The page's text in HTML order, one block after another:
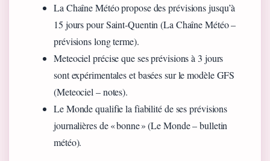
La Chaîne Météo propose des prévisions jusqu’à
15 jours pour Saint‑Quentin (La Chaîne Météo –
prévisions long terme).
Meteociel précise que ses prévisions à 3 jours
sont expérimentales et basées sur le modèle GFS
(Meteociel – notes).
Le Monde qualifie la fiabilité de ses prévisions
journalières de « bonne » (Le Monde – bulletin
météo).